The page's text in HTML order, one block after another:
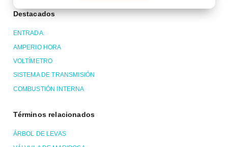
Destacados
ENTRADA
AMPERIO HORA
VOLTÍMETRO
SISTEMA DE TRANSMISIÓN
COMBUSTIÓN INTERNA
Términos relacionados
ÁRBOL DE LEVAS